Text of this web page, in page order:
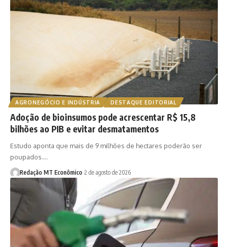
AGRONEGÓCIO E INDÚSTRIA DESTAQUE EDITORIAL
Adoção de bioinsumos pode acrescentar R$ 15,8
bilhões ao PIB e evitar desmatamentos
Estudo aponta que mais de 9 milhões de hectares poderão ser
poupados.…
Redação MT Econômico 2 de agosto de 2026